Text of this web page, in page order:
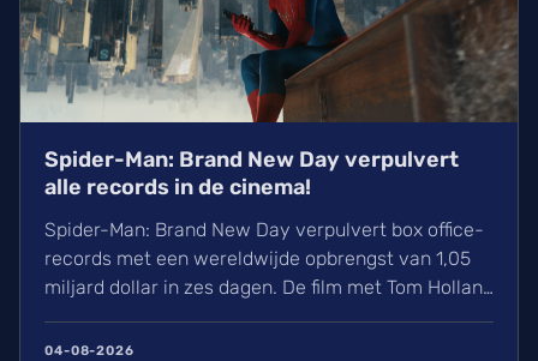
Spider-Man: Brand New Day verpulvert
alle records in de cinema!
Spider-Man: Brand New Day verpulvert box office-
records met een wereldwijde opbrengst van 1,05
miljard dollar in zes dagen. De film met Tom Holland
en Zendaya haalt hiermee bijna Avengers:
Endgame in. Volgens hollywoodreporter.com
04-08-2026